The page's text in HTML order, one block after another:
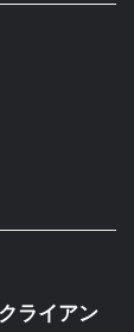
ライアン